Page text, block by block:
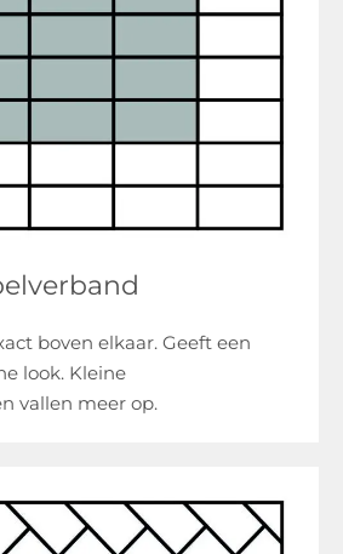
boven elkaar. Geeft een
look. Kleine
vallen meer op.